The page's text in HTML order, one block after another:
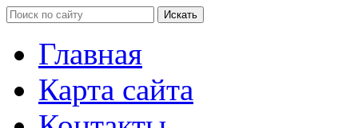
Главная
Карта сайта